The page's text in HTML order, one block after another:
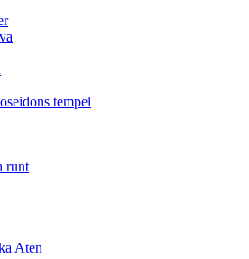
tempel
runt
Aten